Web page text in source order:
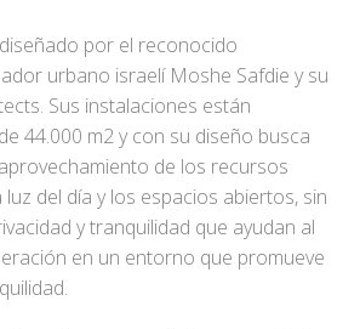
por el reconocido
urbano israelí Moshe Safdie y su
Sus instalaciones están
44.000 m2 y con su diseño busca
de los recursos
del día y los espacios abiertos, sin
y tranquilidad que ayudan al
en un entorno que promueve